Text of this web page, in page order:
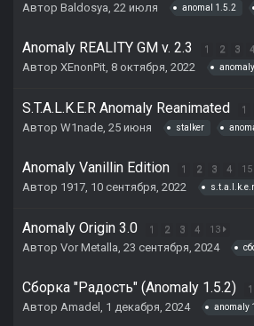
Автор Baldosya, 22 июля anomal 1.5.2
Anomaly REALITY GM v. 2.3 1 2 3 4
Автор XEnonPit, 8 октября, 2022 anomaly
S.T.A.L.K.E.R Anomaly Reanimated 1
Автор W1nade, 25 июня stalker
Anomaly Vanillin Edition 1 2 3 4 15
Автор 1917, 10 сентября, 2022 s.t.a.l.k.e.r
Anomaly Origin 3.0 1 2 3 4 13
Автор Vor Metalla, 23 сентября, 2024
Сборка "Радость" (Anomaly 1.5.2) 1
Автор Amadel , 1 декабря, 2024 anomaly